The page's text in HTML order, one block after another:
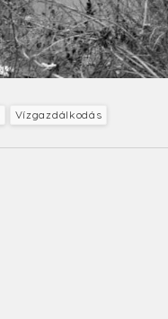
Vízgazdálkodás